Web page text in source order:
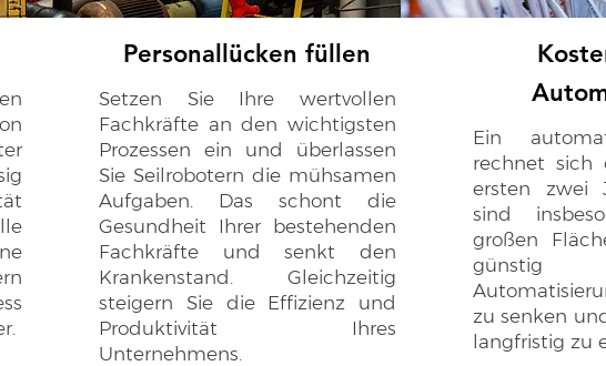
Personallücken füllen
Setzen Sie Ihre wertvollen
Fachkräfte an den wichtigsten
Prozessen ein und überlassen
Sie Seilrobotern die mühsamen
Aufgaben. Das schont die
Gesundheit Ihrer bestehenden
Fachkräfte und senkt den
Krankenstand. Gleichzeitig
steigern Sie die Effizienz und
Produktivität Ihres
Unternehmens.
Ein
rechnet sich
ersten zwei
sind
großen
zu senken
langfristig zu